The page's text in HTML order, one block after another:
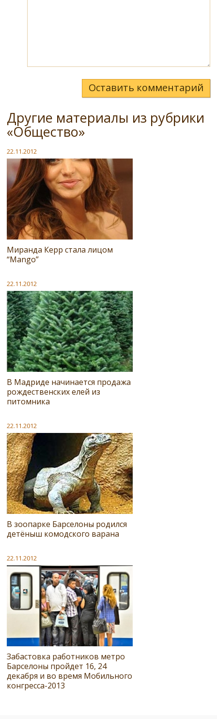
Оставить комментарий
Другие материалы из рубрики
«Общество»
22.11.2012
Миранда Керр стала лицом
“Mango”
22.11.2012
В Мадриде начинается продажа
рождественских елей из
питомника
22.11.2012
В зоопарке Барселоны родился
детёныш комодского варана
22.11.2012
Забастовка работников метро
Барселоны пройдет 16, 24
декабря и во время Мобильного
конгресса-2013